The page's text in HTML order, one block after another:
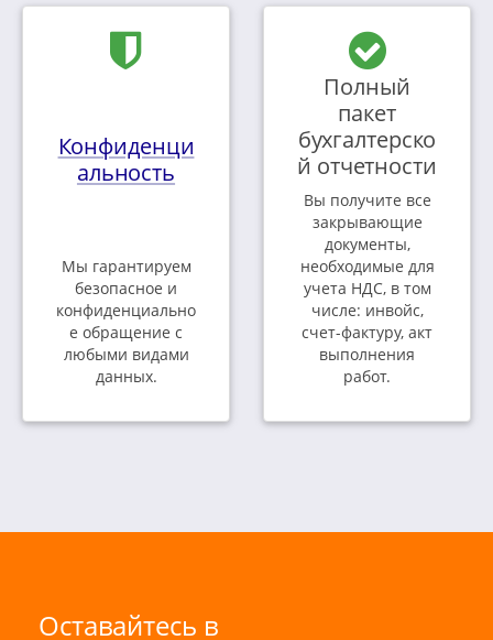
Конфиденци
альность
Мы гарантируем
безопасное и
конфиденциально
е обращение с
любыми видами
данных.
Полный
пакет
бухгалтерско
й отчетности
Вы получите все
закрывающие
документы,
необходимые для
учета НДС, в том
числе: инвойс,
счет-фактуру, акт
выполнения
работ.
Оставайтесь в